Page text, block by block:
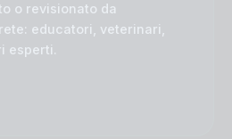
o revisionato da
educatori, veterinari,
esperti.